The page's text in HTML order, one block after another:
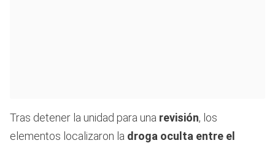
Tras detener la unidad para una revisión, los
elementos localizaron la droga oculta entre el